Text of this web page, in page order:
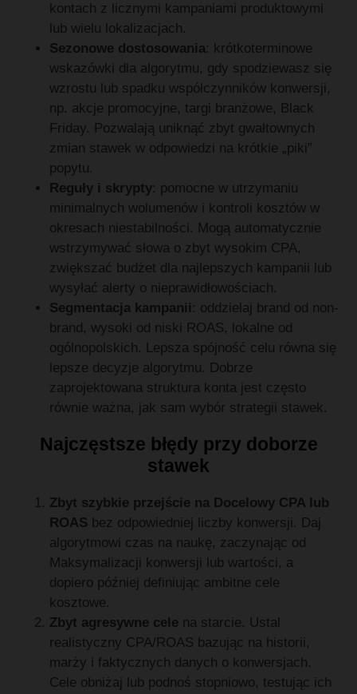
kontach z licznymi kampaniami produktowymi
lub wielu lokalizacjach.
Sezonowe dostosowania: krótkoterminowe
wskazówki dla algorytmu, gdy spodziewasz się
wzrostu lub spadku współczynników konwersji,
np. akcje promocyjne, targi branżowe, Black
Friday. Pozwalają uniknąć zbyt gwałtownych
zmian stawek w odpowiedzi na krótkie „piki”
popytu.
Reguły i skrypty: pomocne w utrzymaniu
minimalnych wolumenów i kontroli kosztów w
okresach niestabilności. Mogą automatycznie
wstrzymywać słowa o zbyt wysokim CPA,
zwiększać budżet dla najlepszych kampanii lub
wysyłać alerty o nieprawidłowościach.
Segmentacja kampanii : oddzielaj brand od non-
brand, wysoki od niski ROAS, lokalne od
ogólnopolskich. Lepsza spójność celu równa się
lepsze decyzje algorytmu. Dobrze
zaprojektowana struktura konta jest często
równie ważna, jak sam wybór strategii stawek.
Najczęstsze błędy przy doborze
stawek
Zbyt szybkie przejście na Docelowy CPA lub
ROAS bez odpowiedniej liczby konwersji. Daj
algorytmowi czas na naukę, zaczynając od
Maksymalizacji konwersji lub wartości, a
dopiero później definiując ambitne cele
kosztowe.
Zbyt agresywne cele na starcie. Ustal
realistyczny CPA/ROAS bazując na historii,
marży i faktycznych danych o konwersjach.
Cele obniżaj lub podnoś stopniowo, testując ich